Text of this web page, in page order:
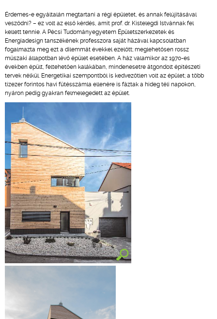
Érdemes-e egyáltalán megtartani a régi épületet, és annak felújításával
vesződni? – ez volt az első kérdés, amit prof. dr. Kistelegdi Istvánnak fel
kellett tennie. A Pécsi Tudományegyetem Épületszerkezetek és
Energiadesign tanszékének professzora saját házával kapcsolatban
fogalmazta meg ezt a dilemmát évekkel ezelőtt; meglehetősen rossz
műszaki állapotban lévő épület esetében. A ház valamikor az 1970-es
években épült, feltehetően kalákában, mindenesetre átgondolt építészeti
tervek nélkül. Energetikai szempontból is kedvezőtlen volt az épület; a több
tízezer forintos havi fűtésszámla ellenére is fáztak a hideg téli napokon,
nyáron pedig gyakran felmelegedett az épület.